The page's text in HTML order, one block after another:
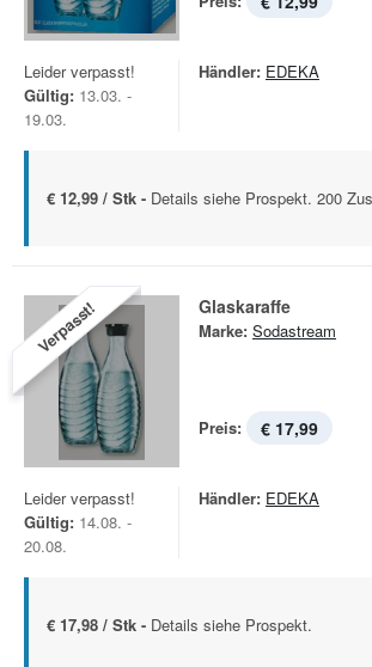
Leider verpasst!
Gültig: 13.03. -
19.03.
Händler: EDEKA
€ 12,99 / Stk - Details siehe Prospekt. 200
Verpasst! Glaskaraffe
Marke: Sodastream
Preis: € 17,99
Leider verpasst!
Gültig: 14.08. -
20.08.
Händler: EDEKA
€ 17,98 / Stk - Details siehe Prospekt.